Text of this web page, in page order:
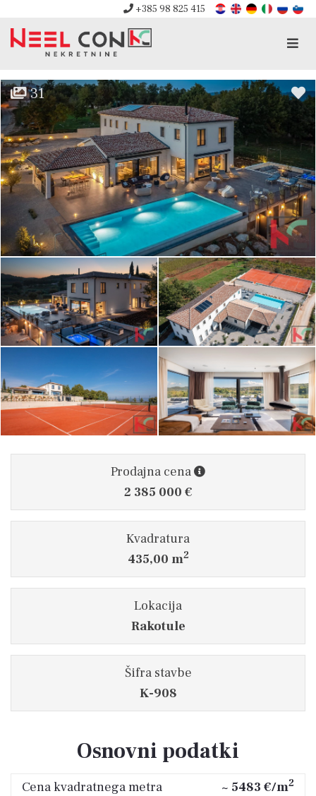
+385 98 825 415
31
Prodajna cena
2 385 000 €
Kvadratura
435,00 m2
Lokacija
Rakotule
Šifra stavbe
K-908
Osnovni podatki
Cena kvadratnega metra ~ 5483 €/m2